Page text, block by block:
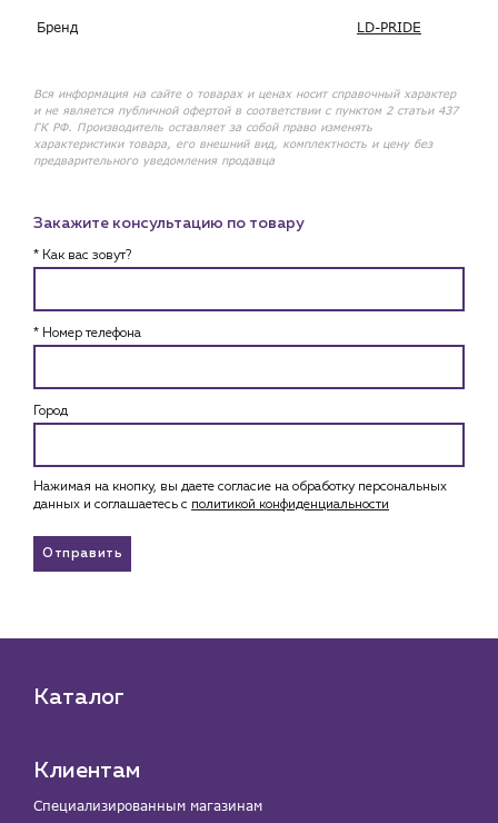
Бренд LD-PRIDE
Вся информация на сайте о товарах и ценах носит справочный характер
и не является публичной офертой в соответствии с пунктом 2 статьи 437
ГК РФ. Производитель оставляет за собой право изменять
характеристики товара, его внешний вид, комплектность и цену без
предварительного уведомления продавца
Закажите консультацию по товару
* Как вас зовут?
* Номер телефона
Город
Нажимая на кнопку, вы даете согласие на обработку персональных
данных и соглашаетесь c политикой конфиденциальности
Отправить
Каталог
Клиентам
Специализированным магазинам